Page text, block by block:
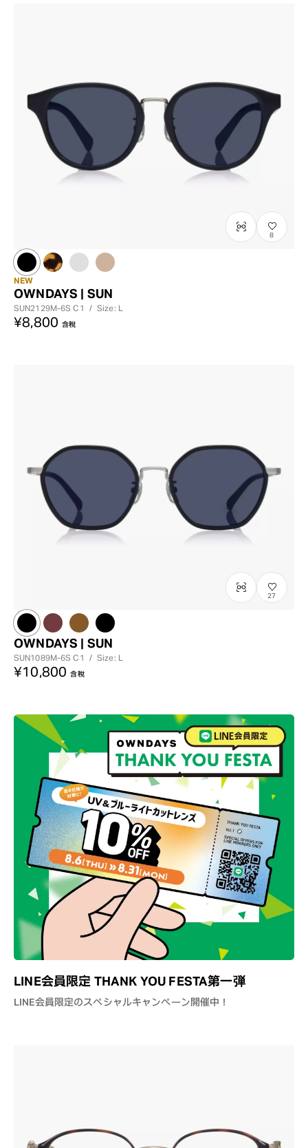
LINE会員限定 THANK YOU FESTA第一弾
LINE会員限定のスペシャルキャンペーン開催中！
8
NEW
OWNDAYS | SUN
SUN2129M-6SC1 / Size: L
¥8,800 含稅
27
OWNDAYS | SUN
SUN1089M-6SC1 / Size: L
¥10,800 含稅